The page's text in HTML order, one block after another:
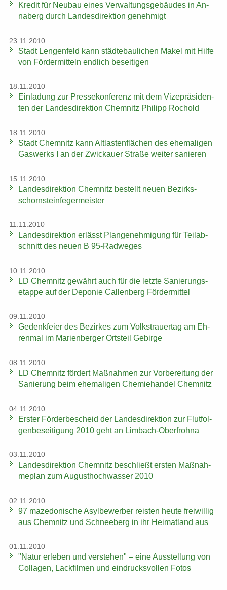
Kre­dit für Neu­bau eines Ver­wal­tungs­ge­bäu­des in An­
na­berg durch Lan­des­di­rek­ti­on ge­neh­migt
23.11.2010
Stadt Len­gen­feld kann städ­te­bau­li­chen Makel mit Hilfe
von För­der­mit­teln end­lich be­sei­ti­gen
18.11.2010
Ein­la­dung zur Pres­se­kon­fe­renz mit dem Vi­ze­prä­si­den­
ten der Lan­des­di­rek­ti­on Chem­nitz Phil­ipp Ro­chold
18.11.2010
Stadt Chem­nitz kann Alt­las­ten­flä­chen des ehe­ma­li­gen
Gas­werks I an der Zwi­ckau­er Stra­ße wei­ter sa­nie­ren
15.11.2010
Lan­des­di­rek­ti­on Chem­nitz be­stellt neuen Be­zirks­
schorn­stein­fe­ger­meis­ter
11.11.2010
Lan­des­di­rek­ti­on er­lässt Plan­ge­neh­mi­gung für Teil­ab­
schnitt des neuen B 95-​Radweges
10.11.2010
LD Chem­nitz ge­währt auch für die letz­te Sa­nie­rungs­
etap­pe auf der De­po­nie Cal­len­berg För­der­mit­tel
09.11.2010
Ge­denk­fei­er des Be­zir­kes zum Volks­trau­er­tag am Eh­
ren­mal im Ma­ri­en­ber­ger Orts­teil Ge­bir­ge
08.11.2010
LD Chem­nitz för­dert Maß­nah­men zur Vor­be­rei­tung der
Sa­nie­rung beim ehe­ma­li­gen Che­mie­han­del Chem­nitz
04.11.2010
Ers­ter För­der­be­scheid der Lan­des­di­rek­ti­on zur Flut­fol­
gen­be­sei­ti­gung 2010 geht an Limbach-​Oberfrohna
03.11.2010
Lan­des­di­rek­ti­on Chem­nitz be­schließt ers­ten Maß­nah­
me­plan zum Au­gust­hoch­was­ser 2010
02.11.2010
97 ma­ze­do­ni­sche Asyl­be­wer­ber reis­ten heute frei­wil­lig
aus Chem­nitz und Schnee­berg in ihr Hei­mat­land aus
01.11.2010
"Natur er­le­ben und ver­ste­hen" – eine Aus­stel­lung von
Col­la­gen, Lack­fil­men und ein­drucks­vol­len Fotos